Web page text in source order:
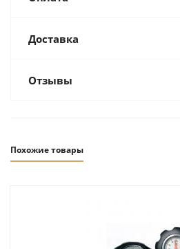
Доставка
Отзывы
Похожие товары